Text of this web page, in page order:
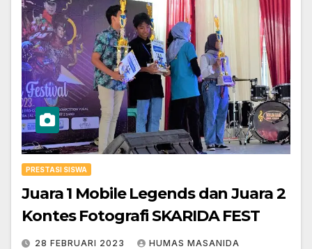
PRESTASI SISWA
Juara 1 Mobile Legends dan Juara 2
Kontes Fotografi SKARIDA FEST
28 FEBRUARI 2023 HUMAS MASANIDA